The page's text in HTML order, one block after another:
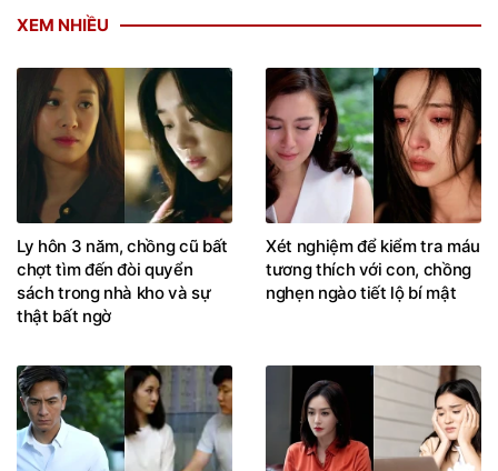
XEM NHIỀU
Ly hôn 3 năm, chồng cũ bất
chợt tìm đến đòi quyển
sách trong nhà kho và sự
thật bất ngờ
Xét nghiệm để kiểm tra máu
tương thích với con, chồng
nghẹn ngào tiết lộ bí mật